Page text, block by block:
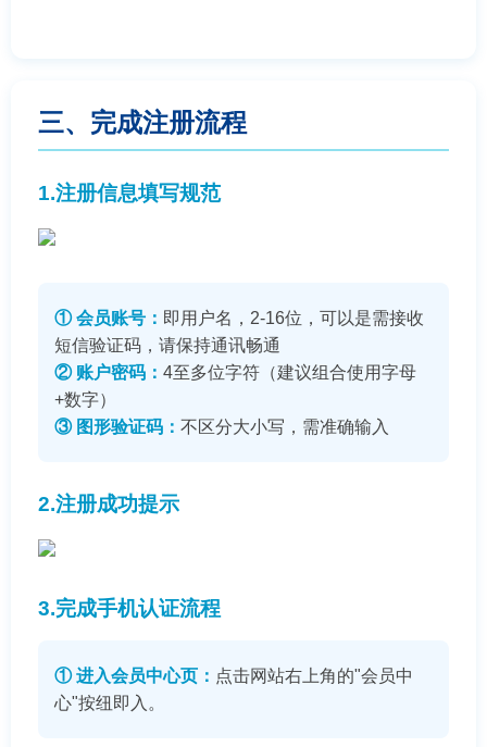
三、完成注册流程
1.注册信息填写规范
① 会员账号： 即用户名，2-16位，可以是需接收
短信验证码，请保持通讯畅通
② 账户密码： 4至多位字符（建议组合使用字母
+数字）
③ 图形验证码： 不区分大小写，需准确输入
2.注册成功提示
3.完成手机认证流程
① 进入会员中心页： 点击网站右上角的"会员中
心"按纽即入。